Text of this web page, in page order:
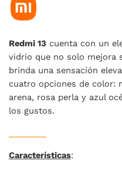
Redmi 13 cuenta con un
vidrio que no solo mejora
brinda una sensación
cuatro opciones de color:
arena, rosa perla y azul
los gustos.
Características: